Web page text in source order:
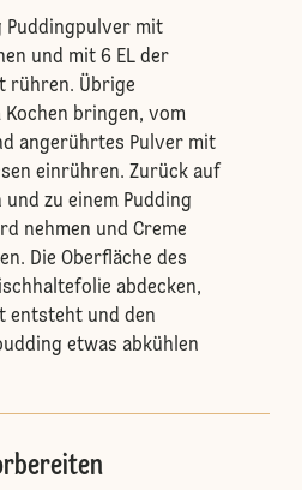
Puddingpulver mit
und mit 6 EL der
rühren. Übrige
Kochen bringen, vom
angerührtes Pulver mit
einrühren. Zurück auf
zu einem Pudding
nehmen und Creme
Die Oberfläche des
abdecken,
entsteht und den
etwas abkühlen